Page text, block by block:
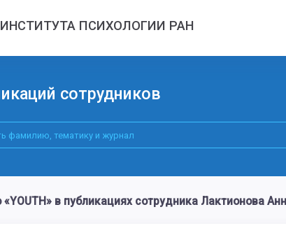
ПСИХОЛОГИИ РАН
сотрудников
в публикациях сотрудника Лактионова